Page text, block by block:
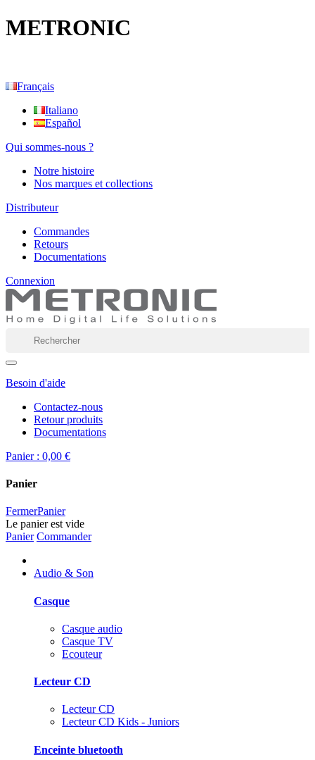
METRONIC
Français
Italiano
Español
Qui sommes-nous ?
Notre histoire
Nos marques et collections
Distributeur
Commandes
Retours
Documentations
Connexion
Besoin d'aide
Contactez-nous
Retour produits
Documentations
Panier : 0,00 €
Panier
FermerPanier
Le panier est vide
Panier Commander
Audio & Son
Casque
Casque audio
Casque TV
Ecouteur
Lecteur CD
Lecteur CD
Lecteur CD Kids - Juniors
Enceinte bluetooth